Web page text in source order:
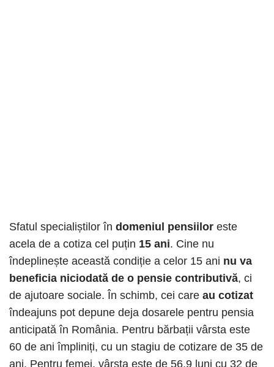
Sfatul specialiștilor în domeniul pensiilor este
acela de a cotiza cel puțin 15 ani. Cine nu
îndeplinește această condiție a celor 15 ani nu va
beneficia niciodată de o pensie contributivă, ci
de ajutoare sociale. În schimb, cei care au cotizat
îndeajuns pot depune deja dosarele pentru pensia
anticipată în România. Pentru bărbații vârsta este
60 de ani împliniți, cu un stagiu de cotizare de 35 de
ani. Pentru femei, vârsta este de 56,9 luni cu 32 de